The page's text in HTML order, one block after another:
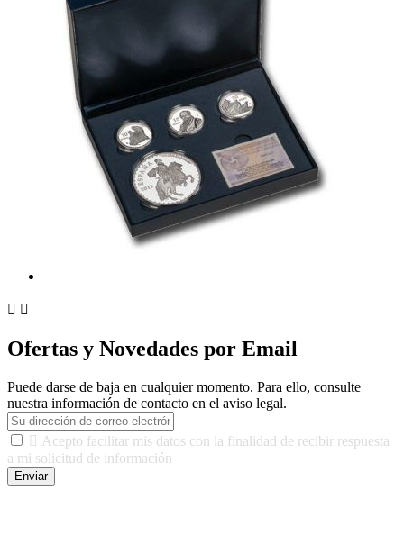
 
Ofertas y Novedades por Email
Puede darse de baja en cualquier momento. Para ello, consulte
nuestra información de contacto en el aviso legal.
 Acepto facilitar mis datos con la finalidad de recibir respuesta
a mi solicitud de información
Enviar